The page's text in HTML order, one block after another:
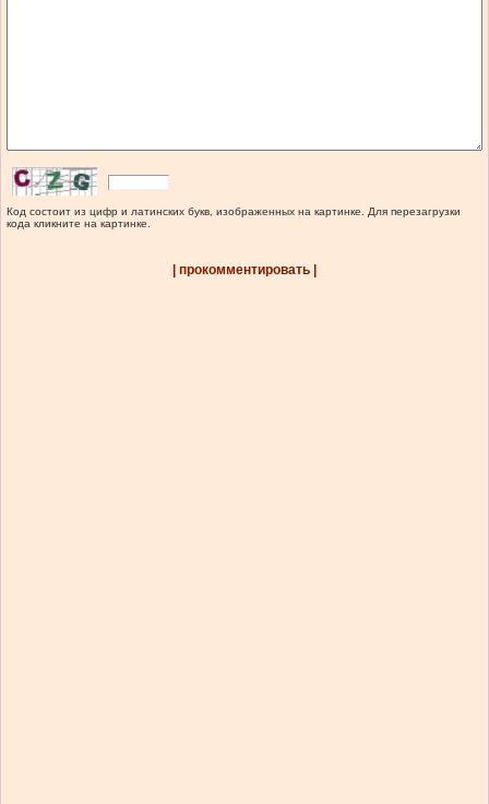
Код состоит из цифр и латинских букв, изображенных на картинке. Для перезагрузки
кода кликните на картинке.
| прокомментировать |